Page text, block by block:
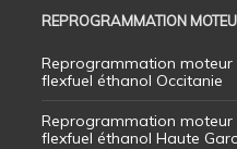
REPROGRAMMATION
Reprogrammation moteur
flexfuel éthanol Occitanie
Reprogrammation moteur
flexfuel éthanol Haute